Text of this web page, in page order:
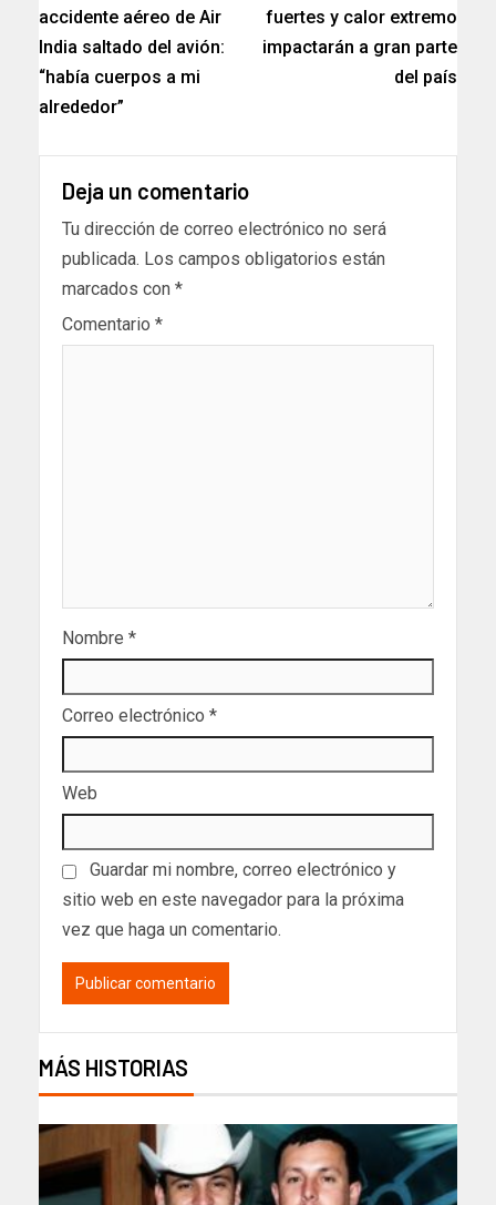
accidente aéreo de Air
India saltado del avión:
“había cuerpos a mi
alrededor”
fuertes y calor extremo
impactarán a gran parte
del país
Deja un comentario
Tu dirección de correo electrónico no será
publicada. Los campos obligatorios están
marcados con *
Comentario *
Nombre *
Correo electrónico *
Web
Guardar mi nombre, correo electrónico y
sitio web en este navegador para la próxima
vez que haga un comentario.
MÁS HISTORIAS